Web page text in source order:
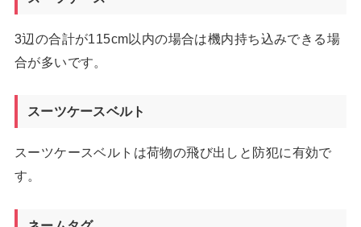
3辺の合計が115cm以内の場合は機内持ち込みできる場
合が多いです。
スーツケースベルト
スーツケースベルトは荷物の飛び出しと防犯に有効で
す。